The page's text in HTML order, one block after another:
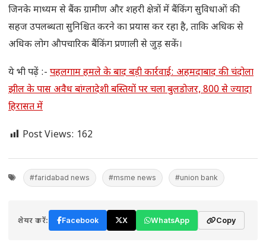
जिनके माध्यम से बैंक ग्रामीण और शहरी क्षेत्रों में बैंकिंग सुविधाओं की
सहज उपलब्धता सुनिश्चित करने का प्रयास कर रहा है, ताकि अधिक से
अधिक लोग औपचारिक बैंकिंग प्रणाली से जुड़ सकें।
ये भी पढ़ें :- पहलगाम हमले के बाद बड़ी कार्रवाई: अहमदाबाद की चंदोला
झील के पास अवैध बांग्लादेशी बस्तियों पर चला बुलडोजर, 800 से ज्यादा
हिरासत में
Post Views: 162
#faridabad news #msme news #union bank
शेयर करें: Facebook X WhatsApp Copy